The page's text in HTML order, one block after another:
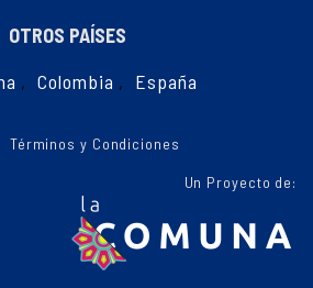
OTROS PAÍSES
, Colombia , España
Términos y Condiciones
Un Proyecto de: